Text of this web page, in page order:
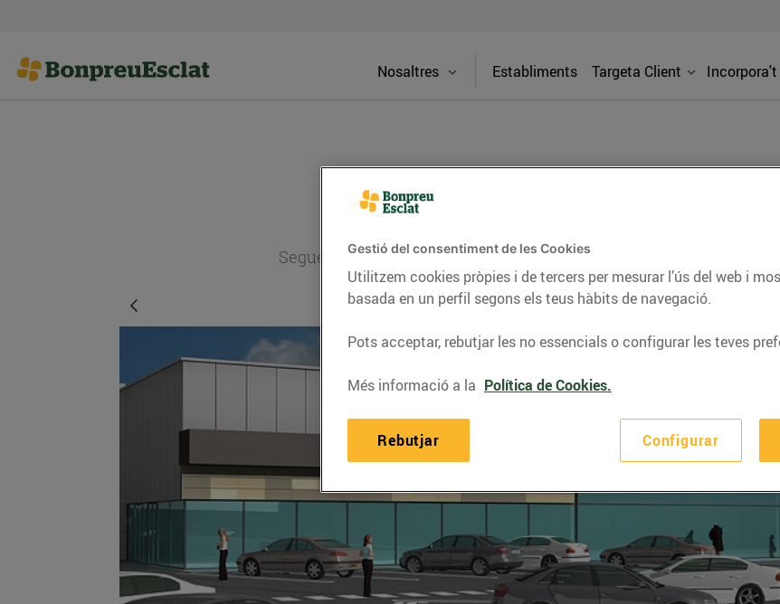
Nosaltres Establiments Targeta Client Incorpora't
PREMSA
Segueix l'actualitat dels supermercats Bonpreu i Esclat a través
Gestió del consentiment de les Cookies
Utilitzem cookies pròpies i de tercers per mesurar l’ús del web i
basada en un perfil segons els teus hàbits de navegació.
Pots acceptar, rebutjar les no essencials o configurar les teves
Més informació a la Política de Cookies.
Configurar
Rebutjar